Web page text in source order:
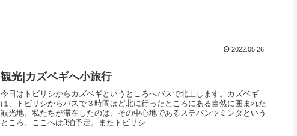
2022.05.26
観光|カズベギへ小旅行
今日はトビリシからカズベギというところへバスで北上します。カズベギ
は、トビリシからバスで３時間ほど北に行ったところにある自然に囲まれた
観光地。私たちが滞在したのは、その中心地であるステパンツミンダという
ところ。ここへは3泊予定。またトビリシ...